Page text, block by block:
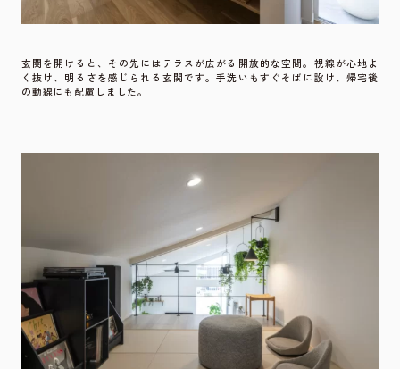
玄関を開けると、その先にはテラスが広がる開放的な空間。視線が心地よ
く抜け、明るさを感じられる玄関です。手洗いもすぐそばに設け、帰宅後
の動線にも配慮しました。